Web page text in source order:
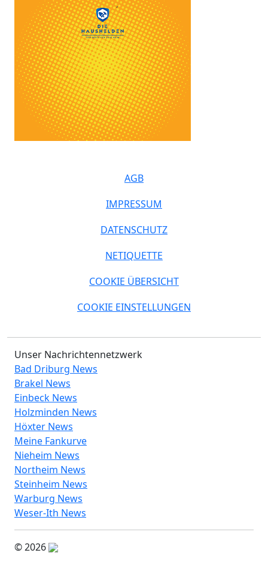
AGB
IMPRESSUM
DATENSCHUTZ
NETIQUETTE
COOKIE ÜBERSICHT
COOKIE EINSTELLUNGEN
Unser Nachrichtennetzwerk
Bad Driburg News
Brakel News
Einbeck News
Holzminden News
Höxter News
Meine Fankurve
Nieheim News
Northeim News
Steinheim News
Warburg News
Weser-Ith News
© 2026